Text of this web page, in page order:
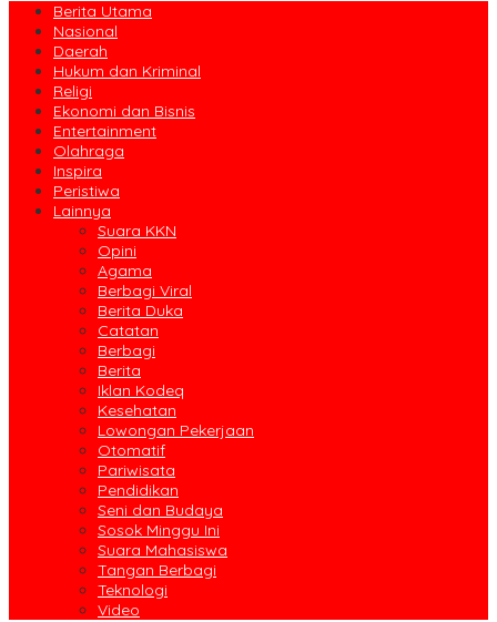
Berita Utama
Nasional
Daerah
Hukum dan Kriminal
Religi
Ekonomi dan Bisnis
Entertainment
Olahraga
Inspira
Peristiwa
Lainnya
Suara KKN
Opini
Agama
Berbagi Viral
Berita Duka
Catatan
Berbagi
Berita
Iklan Kodeq
Kesehatan
Lowongan Pekerjaan
Otomatif
Pariwisata
Pendidikan
Seni dan Budaya
Sosok Minggu Ini
Suara Mahasiswa
Tangan Berbagi
Teknologi
Video